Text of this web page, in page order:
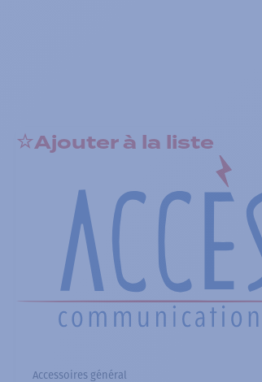
Ajouter à la liste
Accessoires général